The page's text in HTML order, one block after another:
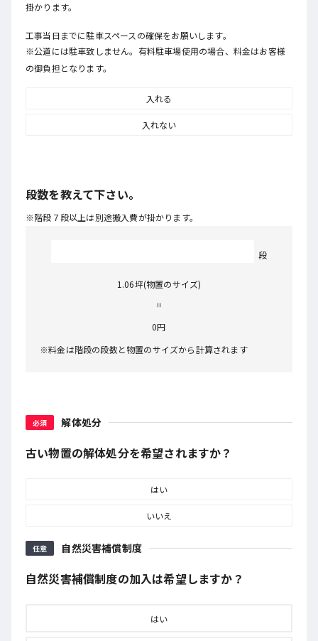
掛かります。
工事当日までに駐車スペースの確保をお願いします。
※公道には駐車致しません。有料駐車場使用の場合、料金はお客様
の御負担となります。
入れる
入れない
段数を教えて下さい。
※階段７段以上は別途搬入費が掛かります。
段
1.06坪(物置のサイズ)
0円
※料金は階段の段数と物置のサイズから計算されます
必須 解体処分
古い物置の解体処分を希望されますか？
はい
いいえ
任意 自然災害補償制度
自然災害補償制度の加入は希望しますか？
はい